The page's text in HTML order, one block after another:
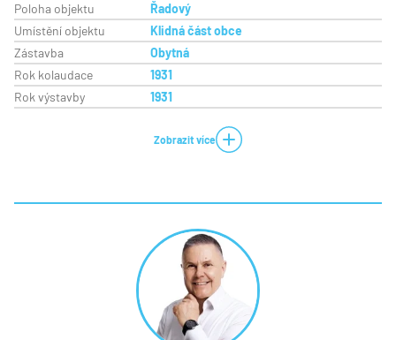
Poloha objektu
Řadový
Umístění objektu
Klidná část obce
Zástavba
Obytná
Rok kolaudace
1931
Rok výstavby
1931
Zobrazit více